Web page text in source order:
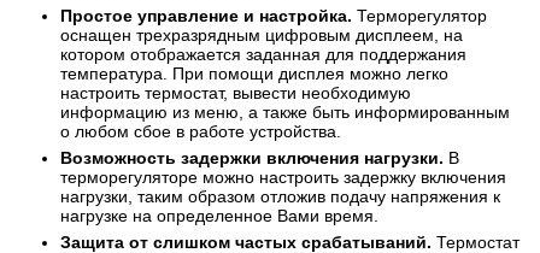
Простое управление и настройка. Терморегулятор
оснащен трехразрядным цифровым дисплеем, на
котором отображается заданная для поддержания
температура. При помощи дисплея можно легко
настроить термостат, вывести необходимую
информацию из меню, а также быть информированным
о любом сбое в работе устройства.
Возможность задержки включения нагрузки. В
терморегуляторе можно настроить задержку включения
нагрузки, таким образом отложив подачу напряжения к
нагрузке на определенное Вами время.
Защита от слишком частых срабатываний. Термостат